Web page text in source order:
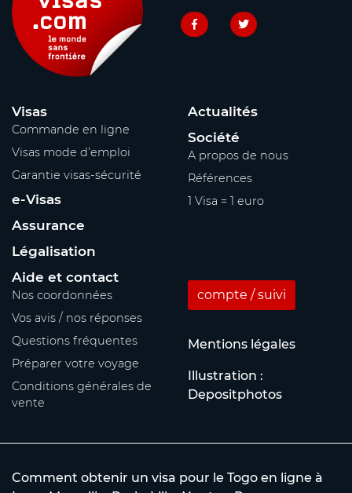
Visas
Commande en ligne
Visas mode d’emploi
Garantie visas-sécurité
e-Visas
Assurance
Légalisation
Actualités
Société
A propos de nous
Références
1 Visa = 1 euro
Aide et contact
Nos coordonnées
Vos avis / nos réponses
Questions fréquentes
Préparer votre voyage
Conditions générales de
vente
compte / suivi
Mentions légales
Illustration :
Depositphotos
Comment obtenir un visa pour le Togo en ligne à